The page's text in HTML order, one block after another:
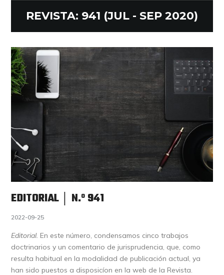
REVISTA: 941 (JUL - SEP 2020)
EDITORIAL │ N.º 941
2022-09-25
Editorial. En este número, condensamos cinco trabajos
doctrinarios y un comentario de jurisprudencia, que, como
resulta habitual en la modalidad de publicación actual, ya
han sido puestos a disposicíon en la web de la Revista.